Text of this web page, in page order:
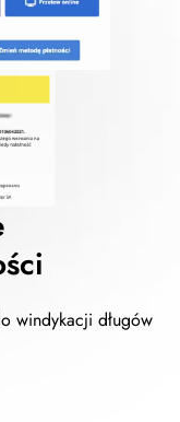
windykacji długów